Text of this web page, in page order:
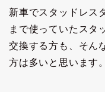
新車でスタッドレス
まで使っていたスタ
交換する方も、そん
方は多いと思います。